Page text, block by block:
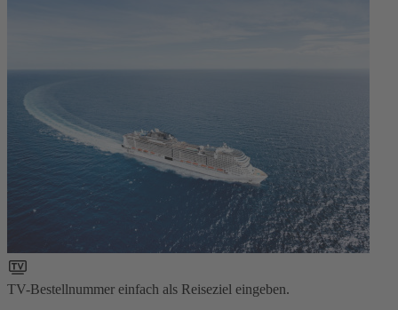
TV-Bestellnummer einfach als Reiseziel eingeben.